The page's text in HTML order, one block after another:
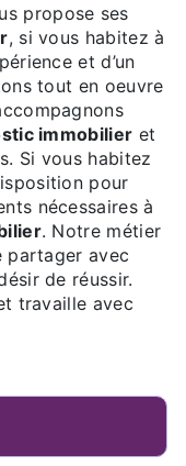
propose ses
, si vous habitez à
et d’un
tout en oeuvre
immobilier et
Si vous habitez
pour
nécessaires à
. Notre métier
partager avec
de réussir.
travaille avec